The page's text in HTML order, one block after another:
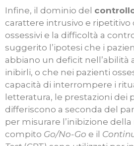
Infine, il dominio del
carattere intrusivo e ripetitivo
ossessivi e la difficoltà a
suggerito l’ipotesi che i
abbiano un deficit nell’abilità
inibirli, o che nei pazienti
capacità di interrompere i
letteratura, le prestazioni dei
differiscono a seconda del
per misurare l’inibizione della
compito Go/No-Go e il